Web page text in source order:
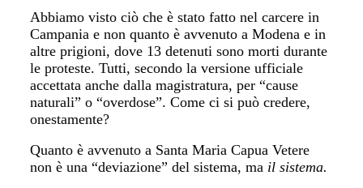
Abbiamo visto ciò che è stato fatto nel carcere in
Campania e non quanto è avvenuto a Modena e in
altre prigioni, dove 13 detenuti sono morti durante
le proteste. Tutti, secondo la versione ufficiale
accettata anche dalla magistratura, per “cause
naturali” o “overdose”. Come ci si può credere,
onestamente?
Quanto è avvenuto a Santa Maria Capua Vetere
non è una “deviazione” del sistema, ma il sistema.